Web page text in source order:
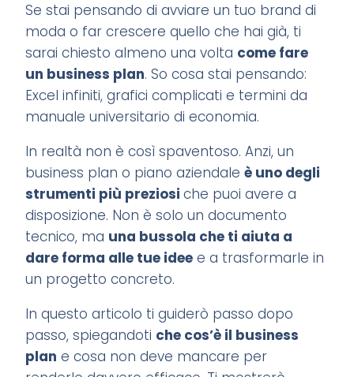
Se stai pensando di avviare un tuo brand di
moda o far crescere quello che hai già, ti
sarai chiesto almeno una volta come fare
un business plan. So cosa stai pensando:
Excel infiniti, grafici complicati e termini da
manuale universitario di economia.
In realtà non è così spaventoso. Anzi, un
business plan o piano aziendaleè uno degli
strumenti più preziosiche puoi avere a
disposizione. Non è solo un documento
tecnico, ma una bussola che ti aiuta a
dare forma alle tue idee e a trasformarle in
un progetto concreto.
In questo articolo ti guiderò passo dopo
passo, spiegandoti che cos’è il business
plan e cosa non deve mancare per